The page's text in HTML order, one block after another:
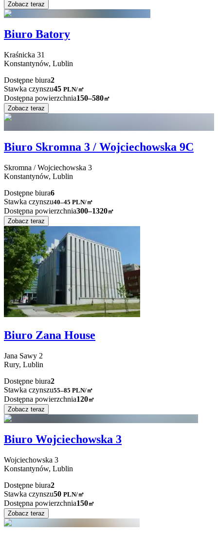
Zobacz teraz
Biuro Batory
Kraśnicka 31
Konstantynów, Lublin
Dostępne biura2
Stawka czynszu45 PLN/㎡
Dostępna powierzchnia150–580㎡
Zobacz teraz
Biuro Skromna 3 / Wojciechowska 9C
Skromna / Wojciechowska 3
Konstantynów, Lublin
Dostępne biura6
Stawka czynszu40–45 PLN/㎡
Dostępna powierzchnia300–1320㎡
Zobacz teraz
Biuro Zana House
Jana Sawy 2
Rury, Lublin
Dostępne biura2
Stawka czynszu55–85 PLN/㎡
Dostępna powierzchnia120㎡
Zobacz teraz
Biuro Wojciechowska 3
Wojciechowska 3
Konstantynów, Lublin
Dostępne biura2
Stawka czynszu50 PLN/㎡
Dostępna powierzchnia150㎡
Zobacz teraz